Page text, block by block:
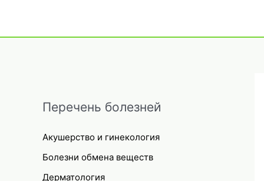
Перечень болезней
Акушерство и гинекология
Болезни обмена веществ
Дерматология